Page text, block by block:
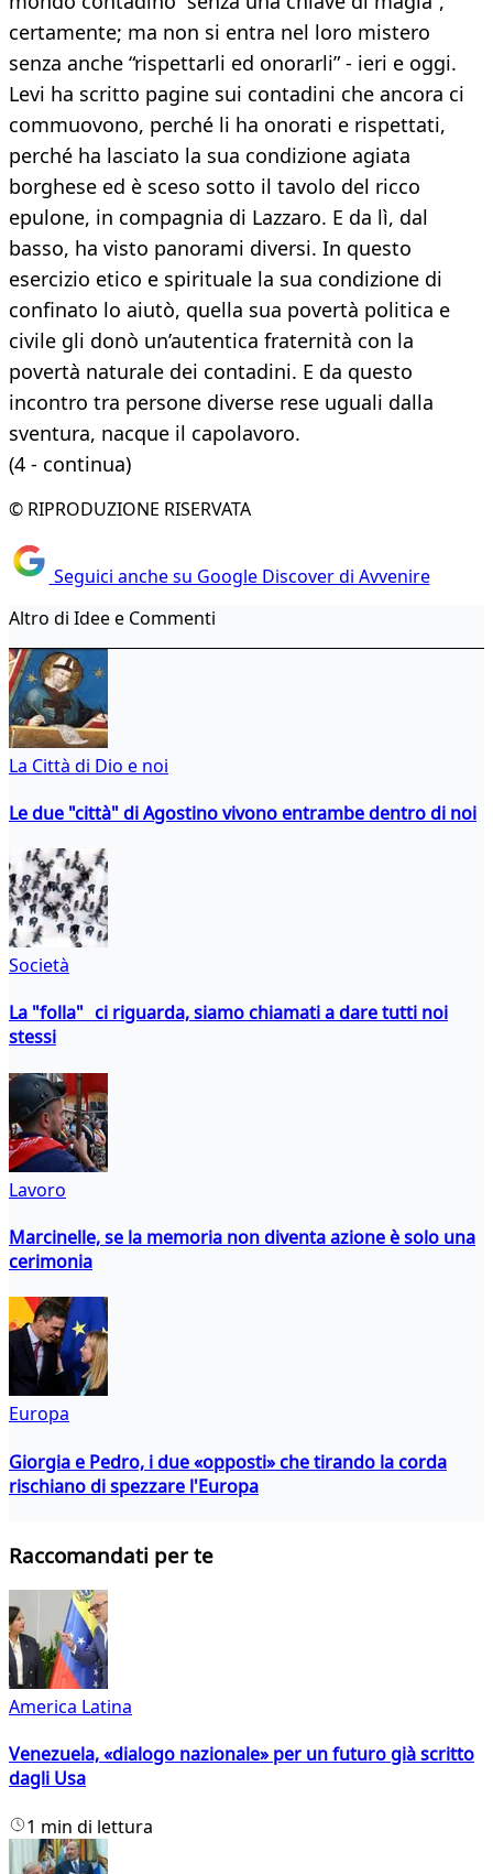
certamente; ma non si entra nel loro mistero
senza anche “rispettarli ed onorarli” - ieri e oggi.
Levi ha scritto pagine sui contadini che ancora ci
commuovono, perché li ha onorati e rispettati,
perché ha lasciato la sua condizione agiata
borghese ed è sceso sotto il tavolo del ricco
epulone, in compagnia di Lazzaro. E da lì, dal
basso, ha visto panorami diversi. In questo
esercizio etico e spirituale la sua condizione di
confinato lo aiutò, quella sua povertà politica e
civile gli donò un’autentica fraternità con la
povertà naturale dei contadini. E da questo
incontro tra persone diverse rese uguali dalla
sventura, nacque il capolavoro.
(4 - continua)
© RIPRODUZIONE RISERVATA
Seguici anche su Google Discover di Avvenire
Altro di Idee e Commenti
La Città di Dio e noi
Le due "città" di Agostino vivono entrambe dentro di noi
Società
La "folla" ci riguarda, siamo chiamati a dare tutti noi
stessi
Lavoro
Marcinelle, se la memoria non diventa azione è solo una
cerimonia
Europa
Giorgia e Pedro, i due «opposti» che tirando la corda
rischiano di spezzare l'Europa
Raccomandati per te
America Latina
Venezuela, «dialogo nazionale» per un futuro già scritto
dagli Usa
1 min di lettura